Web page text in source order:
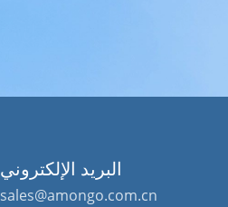
البريد الإلكتروني
sales@amongo.com.cn